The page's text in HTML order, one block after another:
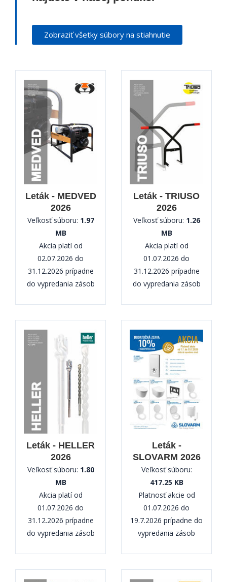
Zobraziť všetky súbory na stiahnutie
Leták - MEDVED
2026
Veľkosť súboru: 1.97
MB
Akcia platí od
02.07.2026 do
31.12.2026 prípadne
do vypredania zásob
Leták - TRIUSO
2026
Veľkosť súboru: 1.26
MB
Akcia platí od
01.07.2026 do
31.12.2026 prípadne
do vypredania zásob
Leták - HELLER
2026
Veľkosť súboru: 1.80
MB
Akcia platí od
01.07.2026 do
31.12.2026 prípadne
do vypredania zásob
Leták -
SLOVARM 2026
Veľkosť súboru:
417.25 KB
Platnosť akcie od
01.07.2026 do
19.7.2026 prípadne do
vypredania zásob